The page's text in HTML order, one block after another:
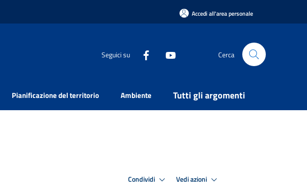
Accedi all'area personale
Seguici su Cerca
Pianificazione del territorio Ambiente Tutti gli argomenti
Condividi Vedi azioni